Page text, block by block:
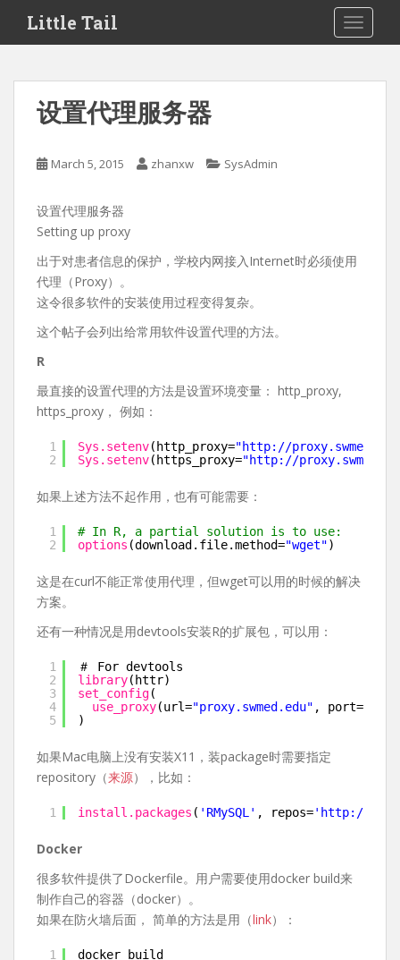
i
Little Tail
设置代理服务器
March 5, 2015 zhanxw SysAdmin
设置代理服务器
Setting up proxy
出于对患者信息的保护，学校内网接入Internet时必须使用
代理（Proxy）。
这令很多软件的安装使用过程变得复杂。
这个帖子会列出给常用软件设置代理的方法。
R
最直接的设置代理的方法是设置环境变量： http_proxy,
https_proxy， 例如：
1
2
Sys.setenv(http_proxy="http://
Sys.setenv(https_proxy="http://
如果上述方法不起作用，也有可能需要：
1
2
# In R, a partial solution is to use:
options (download.file.method="wget")
这是在curl不能正常使用代理，但wget可以用的时候的解决
方案。
还有一种情况是用devtools安装R的扩展包，可以用：
1
2
3
4
5
＃ For devtools
library(httr)
set_config(
use_proxy(url="proxy.swmed.edu" , port=3128)
)
如果Mac电脑上没有安装X11，装package时需要指定
repository（来源），比如：
1 install.packages ( 'RMySQL' , repos=' http://
Docker
很多软件提供了Dockerfile。用户需要使用docker build来
制作自己的容器（docker）。
如果在防火墙后面， 简单的方法是用（link）：
1
docker build